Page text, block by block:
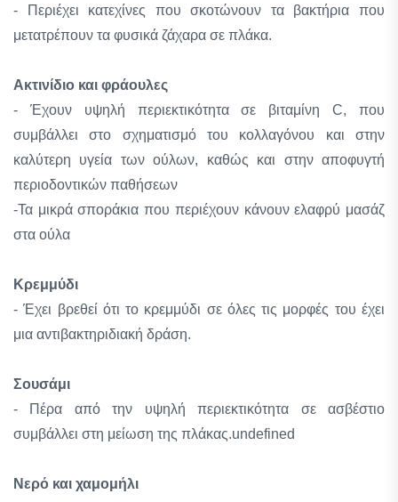
- Περιέχει κατεχίνες που σκοτώνουν τα βακτήρια που
μετατρέπουν τα φυσικά ζάχαρα σε πλάκα.
Ακτινίδιο και φράουλες
- Έχουν υψηλή περιεκτικότητα σε βιταμίνη C, που
συμβάλλει στο σχηματισμό του κολλαγόνου και στην
καλύτερη υγεία των ούλων, καθώς και στην αποφυγτή
περιοδοντικών παθήσεων
-Τα μικρά σποράκια που περιέχουν κάνουν ελαφρύ μασάζ
στα ούλα
Κρεμμύδι
- Έχει βρεθεί ότι το κρεμμύδι σε όλες τις μορφές του έχει
μια αντιβακτηριδιακή δράση.
Σουσάμι
- Πέρα από την υψηλή περιεκτικότητα σε ασβέστιο
συμβάλλει στη μείωση της πλάκας.undefined
Νερό και χαμομήλι